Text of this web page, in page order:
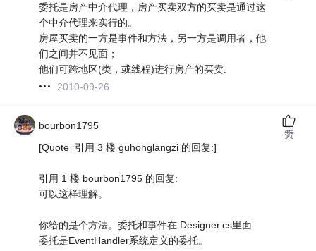
委托是房产中介代理，房产买卖双方的买卖是通过这
个中介代理来实行的。
房屋买卖的一方是事件和方法，另一方是调用者，他
们之间并不见面；
他们可跨地区(类，或线程)进行房产的买卖.
2010-09-26
bourbon1795
[Quote=引用 3 楼 guhonglangzi 的回复:]
引用 1 楼 bourbon1795 的回复:
可以这样理解。
你给的是个方法。委托和事件在.Designer.cs里面
委托是EventHandler系统定义的委托。
赞